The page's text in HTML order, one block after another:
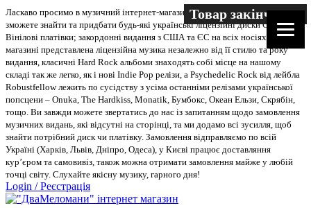
Ласкаво просимо в музичний інтернет-магазин “Два меломани”. У нас Ви
зможете знайти та придбати будь-які українські ліцензійні диски CD, DVD,
Вінілові платівки; закордонні видання з США та ЄС на всіх носіях. В
магазині представлена ліцензійна музика незалежно від її стилю та року
видання, класичні Hard Rock альбоми знаходять собі місце на нашому
складі так же легко, як і нові Indie Pop релізи, а Psychedelic Rock від лейбла
Robustfellow лежить по сусідству з усіма останніми релізами української
попсцени – Onuka, The Hardkiss, Monatik, Бумбокс, Океан Ельзи, Скрябін,
тощо. Ви завжди можете звертатись до нас із запитанням щодо замовлення
музичних видань, які відсутні на сторінці, та ми додамо всі зусилля, щоб
знайти потрібний диск чи платівку. Замовлення відправляємо по всій
Україні (Харків, Львів, Дніпро, Одеса), у Києві працює доставляння
кур’єром та самовивіз, також можна отримати замовлення майже у любій
точці світу. Слухайте якісну музику, гарного дня!
Login /Реєстрація
Товар закінчився